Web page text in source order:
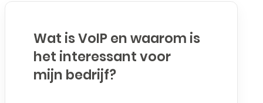
Wat is VoIP en waarom is
het interessant voor
mijn bedrijf?